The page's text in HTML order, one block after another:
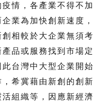
情，各產業不得不加
業為加快創新速度，
相較於大企業無須考
品或服務找到市場定
台灣中大型企業開始
希冀藉由新創的創新
組織等，因應新經濟